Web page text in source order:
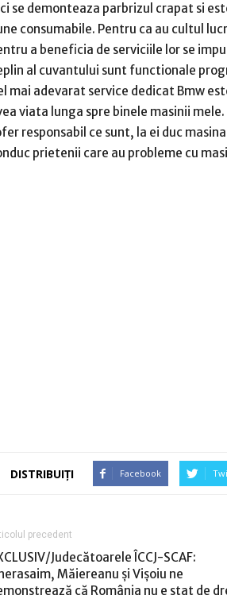
se demonteaza parbrizul crapat si
consumabile. Pentru ca au cultul
a beneficia de serviciile lor se
al cuvantului sunt functionale
mai adevarat service dedicat Bmw
viata lunga spre binele masinii
responsabil ce sunt, la ei duc
prietenii care au probleme cu
DISTRIBUIȚI Facebook
precedent
Judecătoarele ÎCCJ-SCAF:
Măiereanu și Vișoiu ne
că România nu e stat de